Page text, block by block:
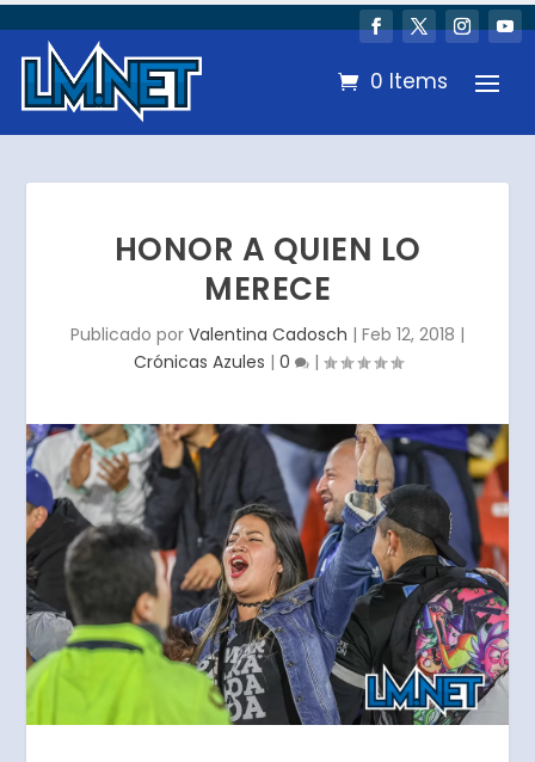
0 Items
HONOR A QUIEN LO
MERECE
Publicado por Valentina Cadosch | Feb 12, 2018 |
Crónicas Azules | 0 |